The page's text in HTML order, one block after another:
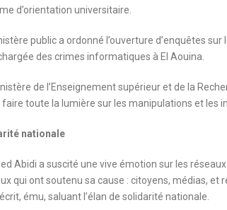
d’orientation universitaire.
public a ordonné l’ouverture d’enquêtes
des crimes informatiques à El Aouina.
de l’Enseignement supérieur et de la
toute la lumière sur les manipulations et les
nationale
Abidi a suscité une vive émotion sur les
qui ont soutenu sa cause : citoyens, médias, et
ému, saluant l’élan de solidarité nationale.